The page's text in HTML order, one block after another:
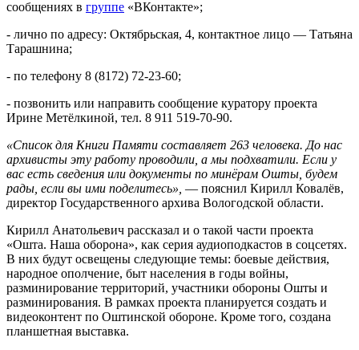
сообщениях в группе «ВКонтакте»;
- лично по адресу: Октябрьская, 4, контактное лицо — Татьяна
Тарашнина;
- по телефону 8 (8172) 72-23-60;
- позвонить или направить сообщение куратору проекта
Ирине Метёлкиной, тел. 8 911 519-70-90.
«Список для Книги Памяти составляет 263 человека. До нас
архивисты эту работу проводили, а мы подхватили. Если у
вас есть сведения или документы по минёрам Ошты, будем
рады, если вы ими поделитесь», — пояснил Кирилл Ковалёв,
директор Государственного архива Вологодской области.
Кирилл Анатольевич рассказал и о такой части проекта
«Ошта. Наша оборона», как серия аудиоподкастов в соцсетях.
В них будут освещены следующие темы: боевые действия,
народное ополчение, быт населения в годы войны,
разминирование территорий, участники обороны Ошты и
разминирования. В рамках проекта планируется создать и
видеоконтент по Оштинской обороне. Кроме того, создана
планшетная выставка.